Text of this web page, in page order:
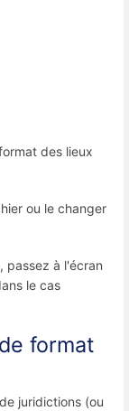
des lieux
ou le changer
passez à l'écran
le cas
format
juridictions (ou